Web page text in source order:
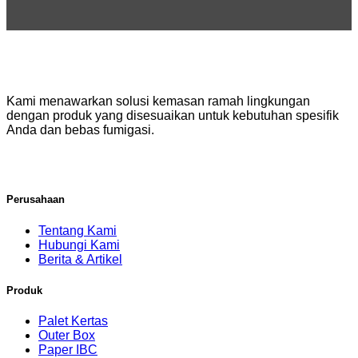
Kami menawarkan solusi kemasan ramah lingkungan
dengan produk yang disesuaikan untuk kebutuhan spesifik
Anda dan bebas fumigasi.
Perusahaan
Tentang Kami
Hubungi Kami
Berita & Artikel
Produk
Palet Kertas
Outer Box
Paper IBC